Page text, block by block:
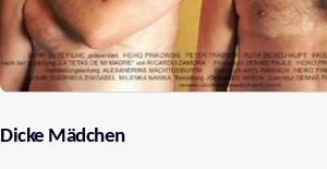
Dicke Mädchen